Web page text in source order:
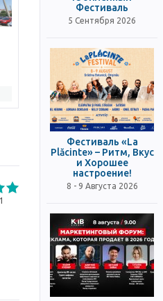
1
Фестиваль
5 Сентября 2026
Фестиваль «La
Plăcinte» – Ритм, Вкус
и Хорошее
настроение!
8 - 9 Августа 2026